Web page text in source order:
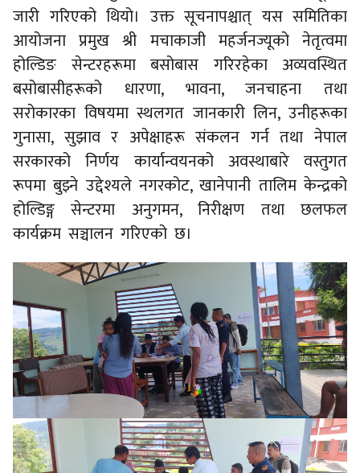
जारी गरिएको थियो। उक्त सूचनापश्चात् यस समितिका
आयोजना प्रमुख श्री मचाकाजी महर्जनज्यूको नेतृत्वमा
होल्डिङ सेन्टरहरूमा बसोबास गरिरहेका अव्यवस्थित
बसोबासीहरूको धारणा, भावना, जनचाहना तथा
सरोकारका विषयमा स्थलगत जानकारी लिन, उनीहरूका
गुनासा, सुझाव र अपेक्षाहरू संकलन गर्न तथा नेपाल
सरकारको निर्णय कार्यान्वयनको अवस्थाबारे वस्तुगत
रूपमा बुझ्ने उद्देश्यले नगरकोट, खानेपानी तालिम केन्द्रको
होल्डिङ्ग सेन्टरमा अनुगमन, निरीक्षण तथा छलफल
कार्यक्रम सञ्चालन गरिएको छ।